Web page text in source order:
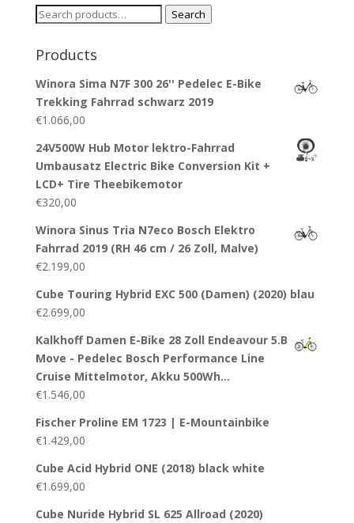
Search
Search
Products
Winora Sima N7F 300 26'' Pedelec E-Bike
Trekking Fahrrad schwarz 2019
€1.066,00
24V500W Hub Motor lektro-Fahrrad
Umbausatz Electric Bike Conversion Kit +
LCD+ Tire Theebikemotor
€320,00
Winora Sinus Tria N7eco Bosch Elektro
Fahrrad 2019 (RH 46 cm / 26 Zoll, Malve)
€2.199,00
Cube Touring Hybrid EXC 500 (Damen) (2020) blau
€2.699,00
Kalkhoff Damen E-Bike 28 Zoll Endeavour 5.B
Move - Pedelec Bosch Performance Line
Cruise Mittelmotor, Akku 500Wh…
€1.546,00
Fischer Proline EM 1723 | E-Mountainbike
€1.429,00
Cube Acid Hybrid ONE (2018) black white
€1.699,00
Cube Nuride Hybrid SL 625 Allroad (2020)